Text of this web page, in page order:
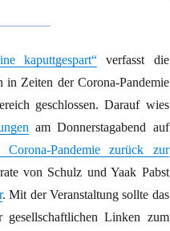
kaputtgespart“ verfasst die
in Zeiten der Corona-Pandemie
geschlossen. Darauf wies
am Donnerstagabend auf
Corona-Pandemie zurück zur
von Schulz und Yaak Pabst
. Mit der Veranstaltung sollte das
Linken zum